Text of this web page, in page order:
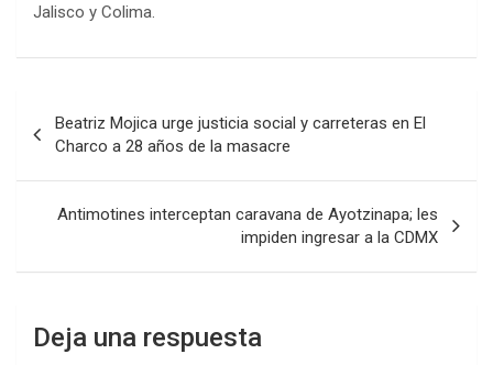
Jalisco y Colima.
de
entradas
Beatriz Mojica urge justicia social y carreteras en El
Charco a 28 años de la masacre
Antimotines interceptan caravana de Ayotzinapa; les
impiden ingresar a la CDMX
Deja una respuesta